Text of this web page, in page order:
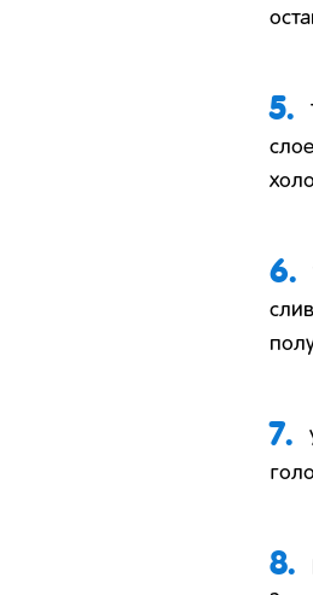
5.
6.
7.
8.